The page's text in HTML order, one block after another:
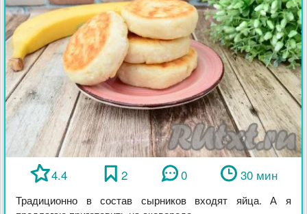
4.4 2 0 30 мин
Традиционно в состав сырников входят яйца. А я